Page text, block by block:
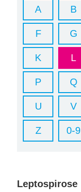
A B
F G
K L
P Q
U V
Z 0-9
Leptospirose